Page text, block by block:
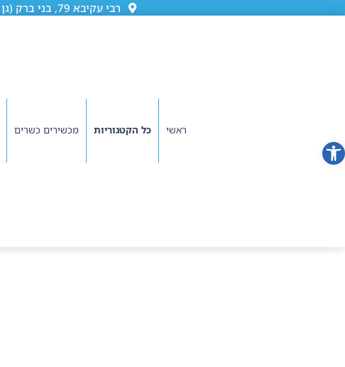
רבי עקיבא 79, בני ברק (גן ורשה)
ראשי כל הקטגוריות מכשירים כשרים
פתח סרגל נגישות